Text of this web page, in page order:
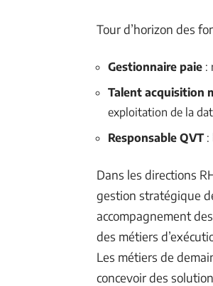
Tour d’horizon des
Gestionnaire paie :
Talent acquisition
exploitation de la
Responsable QVT:
Dans les directions
gestion stratégique
accompagnement des
des métiers
Les métiers de
concevoir des